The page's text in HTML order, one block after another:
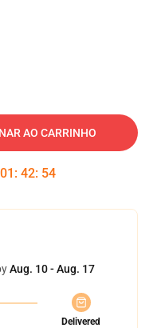
AO CARRINHO
01 : 42: 53
Aug. 10 - Aug. 17
Delivered